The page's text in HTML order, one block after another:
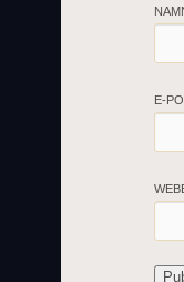
E-